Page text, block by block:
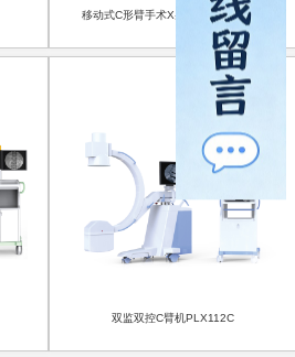
移动式C形臂手术X射线机PLX7000C
双监双控C臂机PLX112C